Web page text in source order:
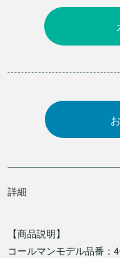
詳細
【商品説明】
コールマンモデル品番：